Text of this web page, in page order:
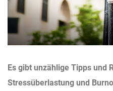
Es gibt unzählige Tipps und
Stressüberlastung und